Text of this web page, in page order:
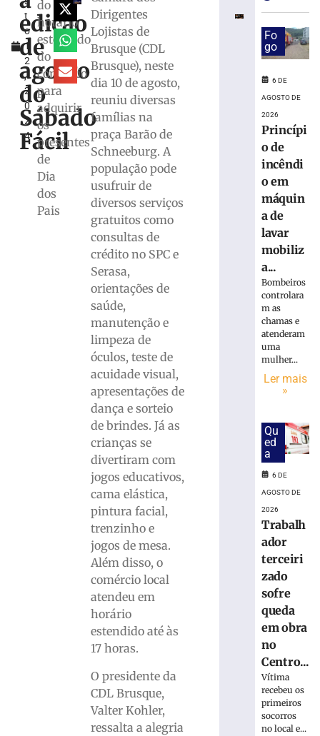
t
o
1
2
,
2
0
2
4
edição
de
agosto
do
Sábado
Fácil
do
horário
estendido
do
comércio
para
adquirir
os
presentes
de
Dia
dos
Pais
Dirigentes
Lojistas de
Brusque (CDL
Brusque), neste
dia 10 de agosto,
reuniu diversas
famílias na
praça Barão de
Schneeburg. A
população pode
usufruir de
diversos serviços
gratuitos como
consultas de
crédito no SPC e
Serasa,
orientações de
saúde,
manutenção e
limpeza de
óculos, teste de
acuidade visual,
apresentações de
dança e sorteio
de brindes. Já as
crianças se
divertiram com
jogos educativos,
cama elástica,
pintura facial,
trenzinho e
jogos de mesa.
Além disso, o
comércio local
atendeu em
horário
estendido até às
17 horas.
O presidente da
CDL Brusque,
Valter Kohler,
ressalta a alegria
especial
para
celebrar
seus
anos
história
agosto
mais
BRUSQUE:
Estão
abertas
inscrições
para
desfile
setembro
agosto
mais
nova
redução,
Copom
baixa
taxa
Selic
para
14%
Fo
go
6 DE
AGOSTO DE
2026
Princípi
o de
incêndi
o em
máquin
a de
lavar
mobiliz
a...
Bombeiros
controlara
m as
chamas e
atenderam
uma
mulher...
Ler mais
»
Qu
ed
a
6 DE
AGOSTO DE
2026
Trabalh
ador
terceiri
zado
sofre
queda
em obra
no
Centro...
Vítima
recebeu os
primeiros
socorros
no local e...